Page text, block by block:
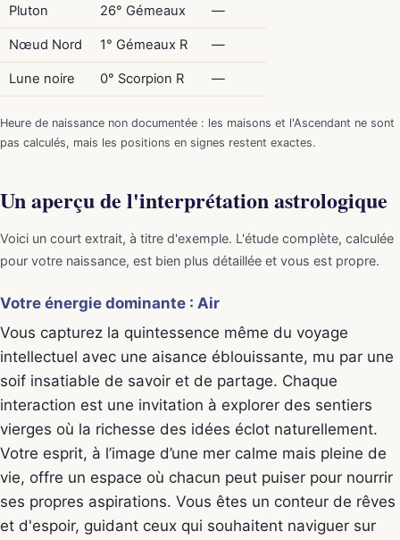
Pluton 26° Gémeaux —
Nœud Nord 1° Gémeaux R —
Lune noire 0° Scorpion R —
Heure de naissance non documentée : les maisons et l'Ascendant ne sont
pas calculés, mais les positions en signes restent exactes.
Un aperçu de l'interprétation astrologique
Voici un court extrait, à titre d'exemple. L'étude complète, calculée
pour votre naissance, est bien plus détaillée et vous est propre.
Votre énergie dominante : Air
Vous capturez la quintessence même du voyage
intellectuel avec une aisance éblouissante, mu par une
soif insatiable de savoir et de partage. Chaque
interaction est une invitation à explorer des sentiers
vierges où la richesse des idées éclot naturellement.
Votre esprit, à l’image d’une mer calme mais pleine de
vie, offre un espace où chacun peut puiser pour nourrir
ses propres aspirations. Vous êtes un conteur de rêves
et d'espoir, guidant ceux qui souhaitent naviguer sur